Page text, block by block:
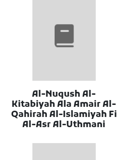
Al-Nuqush Al-
Kitabiyah Ala Amair Al-
Qahirah Al-Islamiyah Fi
Al-Asr Al-Uthmani